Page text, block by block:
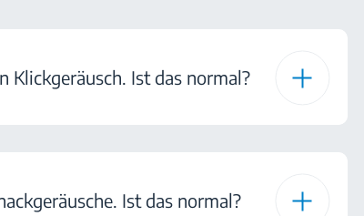
Klickgeräusch. Ist das normal?
Ist das normal?